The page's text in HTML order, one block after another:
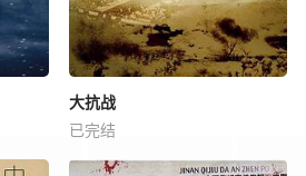
大抗战
已完结